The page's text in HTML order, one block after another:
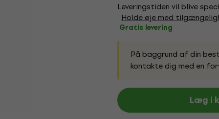
Leveringstiden vil blive
Holde øje med
Gratis levering
På baggrund af din
kontakte dig med en
Læg i